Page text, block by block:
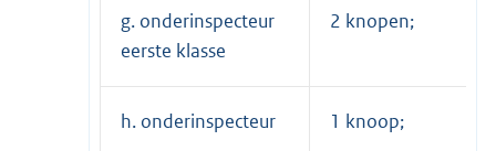
g. onderinspecteur
eerste klasse
2 knopen;
h. onderinspecteur 1 knoop;